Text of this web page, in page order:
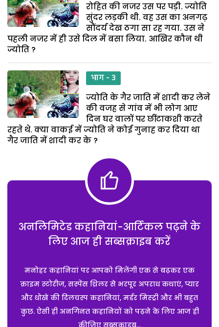
रोहित की नजर उस पर पड़ी. ज्योति
सुंदर लड़की थी. वह उस का अनगढ़
सौंदर्य देख ठगा सा रह गया. उस ने
पहली नजर में ही उसे दिल में बसा लिया. आखिर कौन थी
ज्योति ?
भाग - 3
ज्योति के गैर जाति में शादी कर लेने
की वजह से गांव में भी लोग आए
दिन घर वालों पर छींटाकशी करते
रहते थे. क्या वाकई में ज्योति ने कोई गुनाह कर दिया था
गैर जाति में शादी कर के ?
अनलिमिटेड कहानियां-आर्टिकल पढ़ने के
लिए आज ही सब्सक्राइब करें
मनोहर कहानियां पर आपको मिलेंगी एक से बढ़कर एक
क्राइम स्टोरीज, सस्पेंस थ्रिलर से भरपूर अपराध कथाएं, प्यार
और धोखे की दिलचस्प कहानियां, मर्डर मिस्ट्री और भी बहुत
कुछ. ऐसी ही अनगिनत कहानियों को पढ़ने के लिए आज ही
कीजिए सब्सक्राइब...